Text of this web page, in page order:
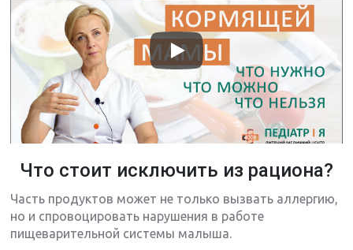
Что стоит исключить из рациона?
Часть продуктов может не только вызвать аллергию,
но и спровоцировать нарушения в работе
пищеварительной системы малыша.